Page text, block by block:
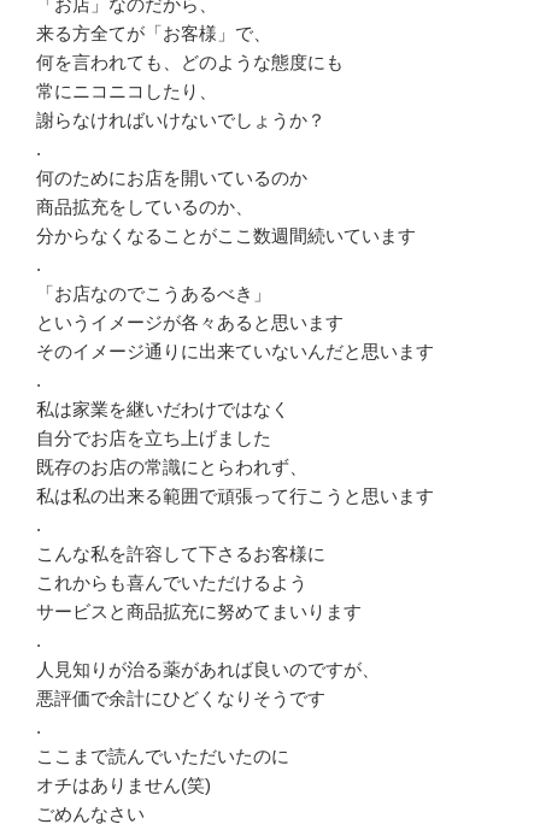
来る方全てが「お客様」で、
何を言われても、どのような態度にも
常にニコニコしたり、
謝らなければいけないでしょうか？
.
何のためにお店を開いているのか
商品拡充をしているのか、
分からなくなることがここ数週間続いています
.
「お店なのでこうあるべき」
というイメージが各々あると思います
そのイメージ通りに出来ていないんだと思います
.
私は家業を継いだわけではなく
自分でお店を立ち上げました
既存のお店の常識にとらわれず、
私は私の出来る範囲で頑張って行こうと思います
.
こんな私を許容して下さるお客様に
これからも喜んでいただけるよう
サービスと商品拡充に努めてまいります
.
人見知りが治る薬があれば良いのですが、
悪評価で余計にひどくなりそうです
.
ここまで読んでいただいたのに
オチはありません(笑)
ごめんなさい